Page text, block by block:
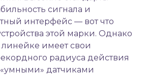
сигнала и
интерфейс — вот что
этой марки. Однако
имеет свои
радиуса действия
датчиками